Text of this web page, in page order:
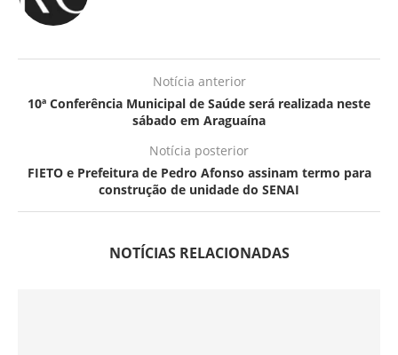
Notícia anterior
10ª Conferência Municipal de Saúde será realizada neste
sábado em Araguaína
Notícia posterior
FIETO e Prefeitura de Pedro Afonso assinam termo para
construção de unidade do SENAI
NOTÍCIAS RELACIONADAS